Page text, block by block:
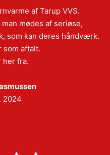
af Tarup VVS.
mødes af seriøse,
som kan deres håndværk.
som aftalt.
her fra.
2024